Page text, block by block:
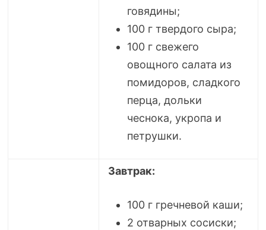
говядины;
100 г твердого сыра;
100 г свежего
овощного салата из
помидоров, сладкого
перца, дольки
чеснока, укропа и
петрушки.
Завтрак:
100 г гречневой каши;
2 отварных сосиски;